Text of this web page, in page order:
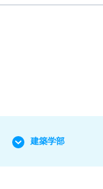
建築学部